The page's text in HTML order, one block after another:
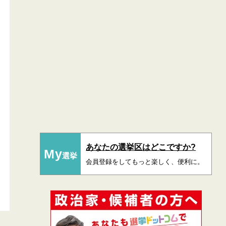
My選挙
あなたの選挙区はどこですか?
会員登録をしてもっと楽しく、便利に。